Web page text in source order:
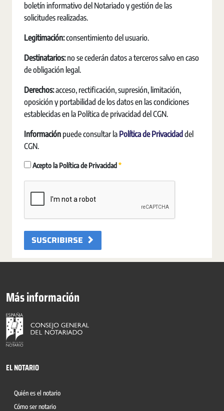
boletín informativo del Notariado y gestión de las
solicitudes realizadas.
Legitimación:consentimiento del usuario.
Destinatarios:no se cederán datos a terceros salvo en caso
de obligación legal.
Derechos:acceso, rectificación, supresión, limitación,
oposición y portabilidad de los datos en las condiciones
establecidas en la Política de privacidad del CGN.
Información puede consultar la Política de Privacidad del
CGN.
Acepto la Política de Privacidad Requerido
SUSCRIBIRSE
Más información
EL NOTARIO
Quién es el notario
Cómo ser notario